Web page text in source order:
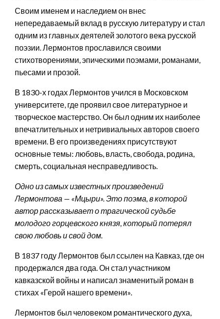
Своим именем и наследием он внес
непередаваемый вклад в русскую литературу и стал
одним из главных деятелей золотого века русской
поэзии. Лермонтов прославился своими
стихотворениями, эпическими поэмами, романами,
пьесами и прозой.
В 1830-х годах Лермонтов учился в Московском
университете, где проявил свое литературное и
творческое мастерство. Он был одним их наиболее
впечатлительных и нетривиальных авторов своего
времени. В его произведениях присутствуют
основные темы: любовь, власть, свобода, родина,
смерть, социальная несправедливость.
Одно из самых известных произведений
Лермонтова — «Мцыри». Это поэма, в которой
автор рассказывает о трагической судьбе
молодого горцевского князя, который потерял
свою любовь и свой дом.
В 1837 году Лермонтов был ссылен на Кавказ, где он
продержался два года. Он стал участником
кавказской войны и написал знаменитый роман в
стихах «Герой нашего времени».
Лермонтов был человеком романтического духа,